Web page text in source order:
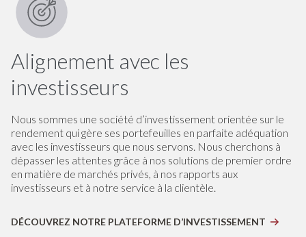
Alignement avec les
investisseurs
Nous sommes une société d’investissement orientée sur le
rendement qui gère ses portefeuilles en parfaite adéquation
avec les investisseurs que nous servons. Nous cherchons à
dépasser les attentes grâce à nos solutions de premier ordre
en matière de marchés privés, à nos rapports aux
investisseurs et à notre service à la clientèle.
DÉCOUVREZ NOTRE PLATEFORME D’INVESTISSEMENT